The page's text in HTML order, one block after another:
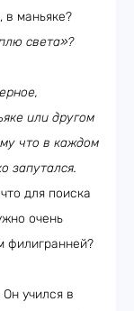
в маньяке?
света»?
или другом
что в каждом
запутался.
для поиска
очень
филигранней?
учился в